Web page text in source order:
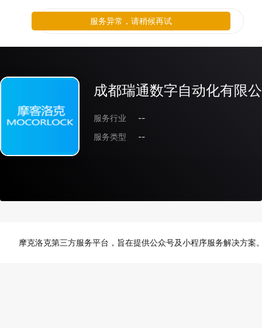
成都瑞通数字自动化有限
服务行业
--
服务类型
--
摩克洛克第三方服务平台，旨在提供公众号及小程序服务解决方案
服务异常，请稍候再试